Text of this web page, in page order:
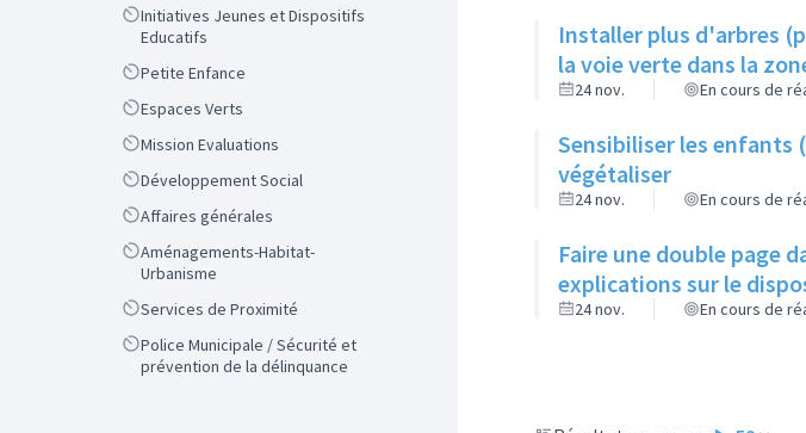
Scope
Initiatives Jeunes et Dispositifs
Educatifs
ScopePetite Enfance
ScopeEspaces Verts
ScopeMission Evaluations
ScopeDéveloppement Social
ScopeAffaires générales
Scope
Aménagements-Habitat-
Urbanisme
ScopeServices de Proximité
Scope
Police Municipale / Sécurité et
prévention de la délinquance
Installer plus d'arbres
la voie verte dans la
24 nov. En cours de
Sensibiliser les enfants
végétaliser
24 nov. En cours de
Faire une double page
explications sur le
24 nov. En cours de